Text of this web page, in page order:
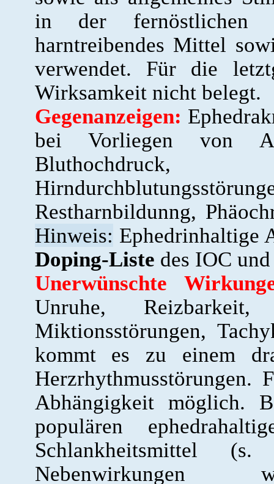
in der fernöstlichen
harntreibendes Mittel
verwendet. Für die
Wirksamkeit nicht belegt.
Gegenanzeigen:
bei Vorliegen von
Bluthochdruck,
Restharnbildunng,
Hinweis: Ephedrinhaltige
Doping-Liste des IOC
Unerwünschte
Unruhe, Reizbarkeit,
Miktionsstörungen,
kommt es zu einem
Abhängigkeit möglich.
populären
Schlankheitsmittel
Nebenwirkungen